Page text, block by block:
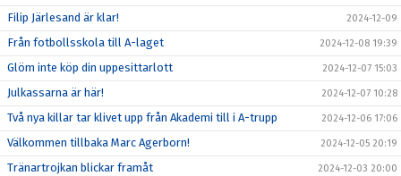
Filip Järlesand är klar! 2024-12-09
Från fotbollsskola till A-laget 2024-12-08 19:39
Glöm inte köp din uppesittarlott 2024-12-07 15:03
Julkassarna är här! 2024-12-07 10:28
Två nya killar tar klivet upp från Akademi till i A-trupp 2024-12-06 17:06
Välkommen tillbaka Marc Agerborn! 2024-12-05 20:19
Tränartrojkan blickar framåt 2024-12-03 20:00